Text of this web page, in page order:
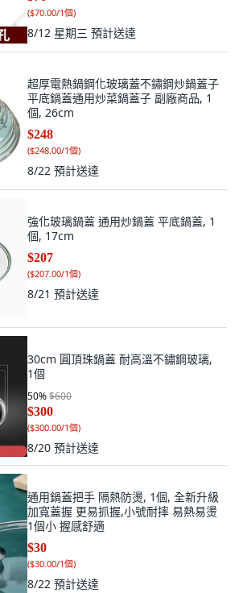
8/12 星期三
平底鍋蓋通用炒菜鍋蓋子 副廠商品, 1
個, 26cm
$248
($248.00/1個
8/22預計送達
個, 17cm
$207
($207.00/1個
8/21預計送達
1個
50%
$300
($300.00/1個
8/20預計送達
加寬蓋握 更易抓握,小號耐摔 易熱易燙
1個小 握感舒適
$30
($30.00/1個
8/22預計送達